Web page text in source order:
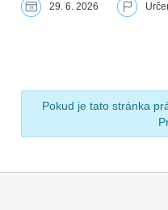
29. 6. 2026
Pokud je tato stránka